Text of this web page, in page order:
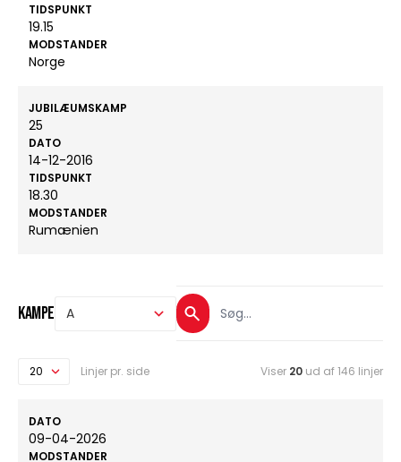
TIDSPUNKT
19.15
MODSTANDER
Norge
JUBILÆUMSKAMP
25
DATO
14-12-2016
TIDSPUNKT
18.30
MODSTANDER
Rumænien
Kampe
Linjer pr. side Viser 20 ud af 146 linjer
DATO
09-04-2026
MODSTANDER